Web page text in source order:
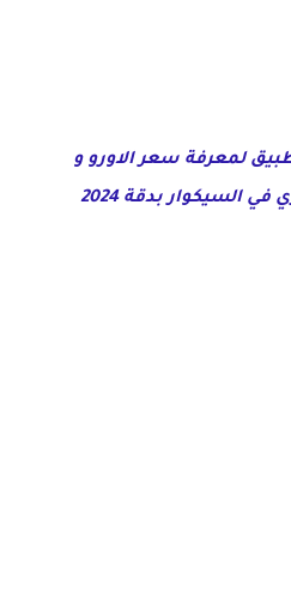
لمعرفة سعر الاورو و
في السيكوار بدقة 2024